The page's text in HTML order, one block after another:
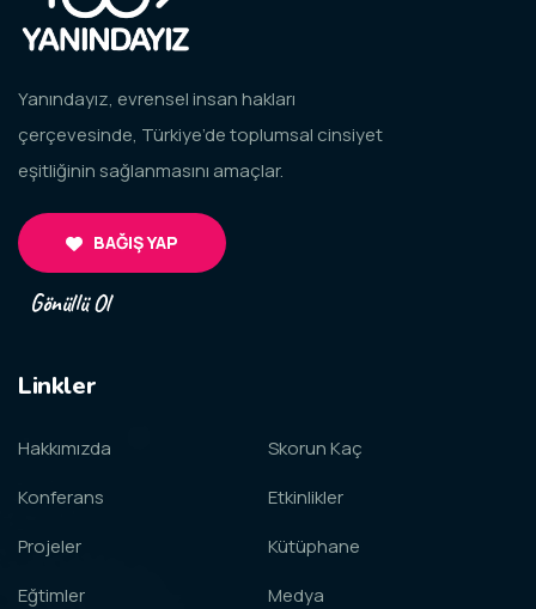
Yanındayız, evrensel insan hakları
çerçevesinde, Türkiye’de toplumsal cinsiyet
eşitliğinin sağlanmasını amaçlar.
BAĞIŞ YAP
Gönüllü Ol
Linkler
Hakkımızda
Konferans
Projeler
Eğtimler
Skorun Kaç
Etkinlikler
Kütüphane
Medya